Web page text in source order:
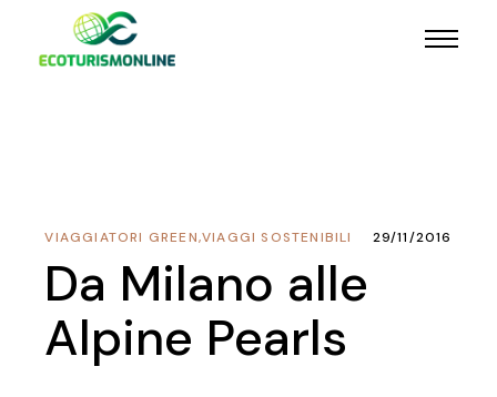
VIAGGI SOSTENIBILI
,
VIAGGIATORI GREEN 29/11/2016
Da Milano alle
Alpine Pearls